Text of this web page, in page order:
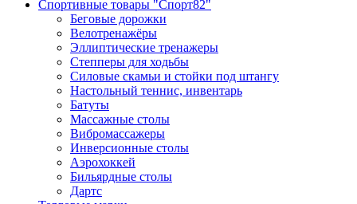
Спортивные товары "Спорт82"
Беговые дорожки
Велотренажёры
Эллиптические тренажеры
Степперы для ходьбы
Силовые скамьи и стойки под штангу
Настольный теннис, инвентарь
Батуты
Массажные столы
Вибромассажеры
Инверсионные столы
Аэрохоккей
Бильярдные столы
Дартс